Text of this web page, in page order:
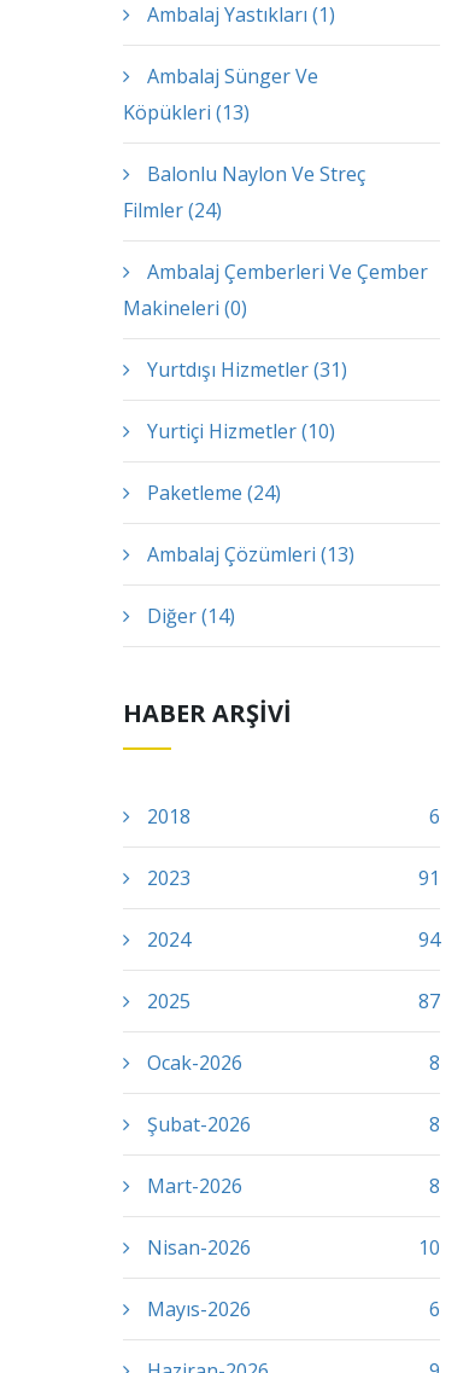
Ambalaj Yastıkları (1)
Ambalaj Sünger Ve
Köpükleri (13)
Balonlu Naylon Ve Streç
Filmler (24)
Ambalaj Çemberleri Ve Çember
Makineleri (0)
Yurtdışı Hizmetler (31)
Yurtiçi Hizmetler (10)
Paketleme (24)
Ambalaj Çözümleri (13)
Diğer (14)
HABER ARŞİVİ
2018 6
2023 91
2024 94
2025 87
Ocak-2026 8
Şubat-2026 8
Mart-2026 8
Nisan-2026 10
Mayıs-2026 6